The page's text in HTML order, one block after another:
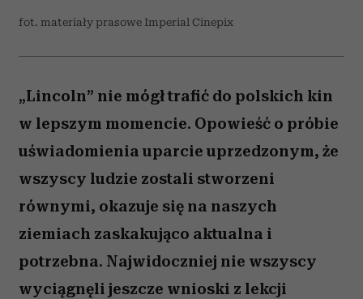
fot. materiały prasowe Imperial Cinepix
„Lincoln” nie mógł trafić do polskich kin
w lepszym momencie. Opowieść o próbie
uświadomienia uparcie uprzedzonym, że
wszyscy ludzie zostali stworzeni
równymi, okazuje się na naszych
ziemiach zaskakująco aktualna i
potrzebna. Najwidoczniej nie wszyscy
wyciągnęli jeszcze wnioski z lekcji